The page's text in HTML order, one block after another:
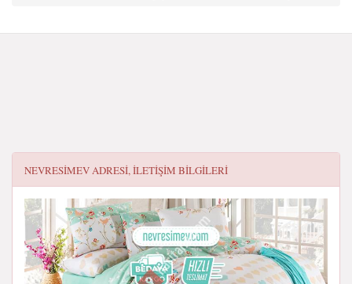
NEVRESIMEVADRESI, ILETIŞIM BILGILERI